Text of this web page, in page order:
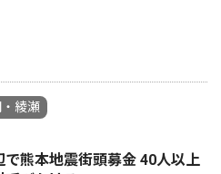
綾瀬
で熊本地震街頭募金 40人以上